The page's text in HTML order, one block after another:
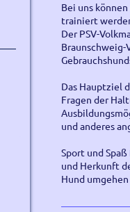
Bei uns
trainiert
Der PSV-
Braunschweig-
Das Hauptziel
Fragen der
und anderes
Sport und
und Herkunft
Hund